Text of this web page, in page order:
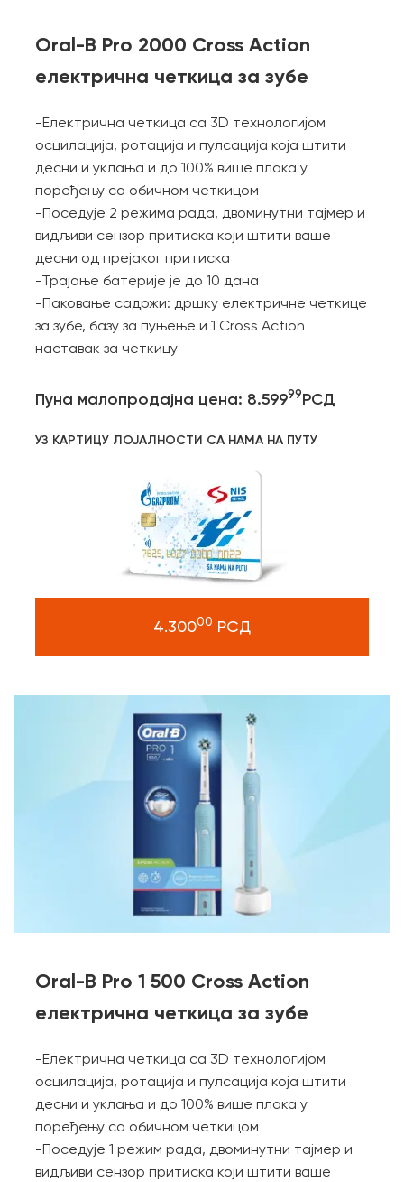
Oral-B Pro 2000 Cross Action
електрична четкица за зубе
-Електрична четкица са 3D технологијом
осцилација, ротација и пулсација која штити
десни и уклања и до 100% више плака у
поређењу са обичном четкицом
-Поседује 2 режима рада, двоминутни тајмер и
видљиви сензор притиска који штити ваше
десни од прејаког притиска
-Трајање батерије је до 10 дана
-Паковање садржи: дршку електричне четкице
за зубе, базу за пуњење и 1 Cross Action
наставaк за четкицу
Пуна малопродајна цена: 8.59999РСД
УЗ КАРТИЦУ ЛОЈАЛНОСТИ СА НАМА НА ПУТУ
4.30000 РСД
Oral-B Pro 1 500 Cross Action
електрична четкица за зубе
-Електрична четкица са 3D технологијом
осцилација, ротација и пулсација која штити
десни и уклања и до 100% више плака у
поређењу са обичном четкицом
-Поседује 1 режим рада, двоминутни тајмер и
видљиви сензор притиска који штити ваше